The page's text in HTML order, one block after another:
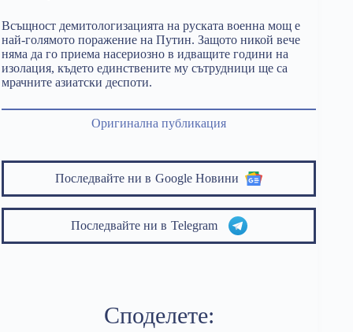
Всъщност демитологизацията на руската военна мощ е
най-голямото поражение на Путин. Защото никой вече
няма да го приема насериозно в идващите години на
изолация, където единствените му сътрудници ще са
мрачните азиатски деспоти.
Оригинална публикация
Последвайте ни в Google Новини
Последвайте ни в Telegram
Споделете: